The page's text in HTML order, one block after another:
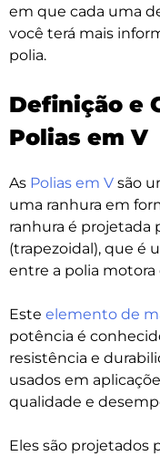
em que cada uma
você terá mais
polia.
Definição e
Polias em V
As Polias em V são
uma ranhura em
ranhura é projetada
(trapezoidal), que é
entre a polia motora
Este elemento de
potência é
resistência e
usados em
qualidade e
Eles são projetados